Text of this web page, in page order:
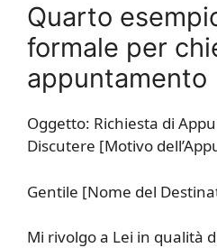
Quarto
formale per
appuntamento
Oggetto: Richiesta di
Discutere [Motivo
Gentile [Nome del
Mi rivolgo a Lei in qualità